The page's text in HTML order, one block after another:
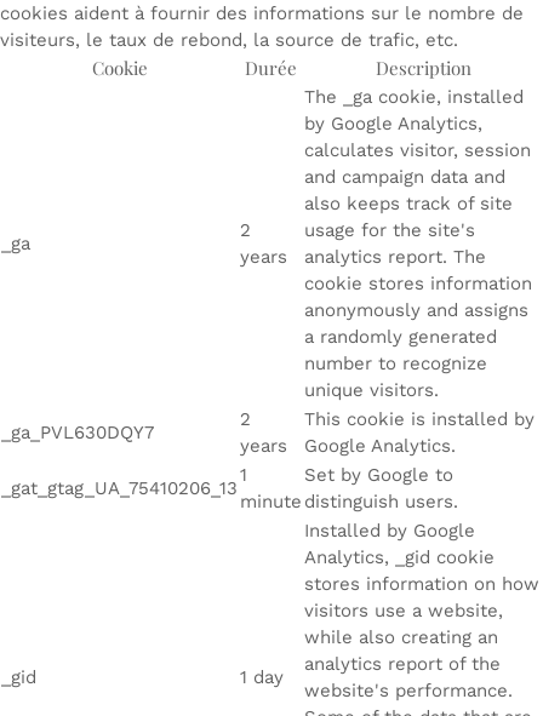
cookies aident à fournir des informations sur le nombre de
visiteurs, le taux de rebond, la source de trafic, etc.
Cookie Durée Description
_ga
2
years
The _ga cookie, installed
by Google Analytics,
calculates visitor, session
and campaign data and
also keeps track of site
usage for the site's
analytics report. The
cookie stores information
anonymously and assigns
a randomly generated
number to recognize
unique visitors.
_ga_PVL630DQY7
2
years
This cookie is installed by
Google Analytics.
_gat_gtag_UA_75410206_13
1
minute
Set by Google to
distinguish users.
_gid 1 day
Installed by Google
Analytics, _gid cookie
stores information on how
visitors use a website,
while also creating an
analytics report of the
website's performance.